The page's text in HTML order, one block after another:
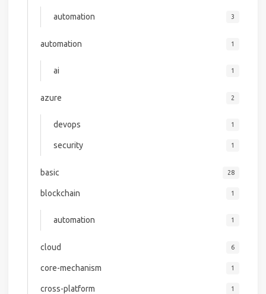
automation 3
automation 1
ai 1
azure 2
devops 1
security 1
basic 28
blockchain 1
automation 1
cloud 6
core-mechanism 1
cross-platform 1